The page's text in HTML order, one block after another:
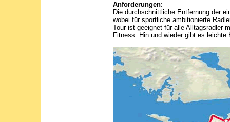
Anforderungen:
Die durchschnittliche Entfernung der
wobei für sportliche ambitionierte
Tour ist geeignet für alle Alltagsradler
Fitness. Hin und wieder gibt es leichte